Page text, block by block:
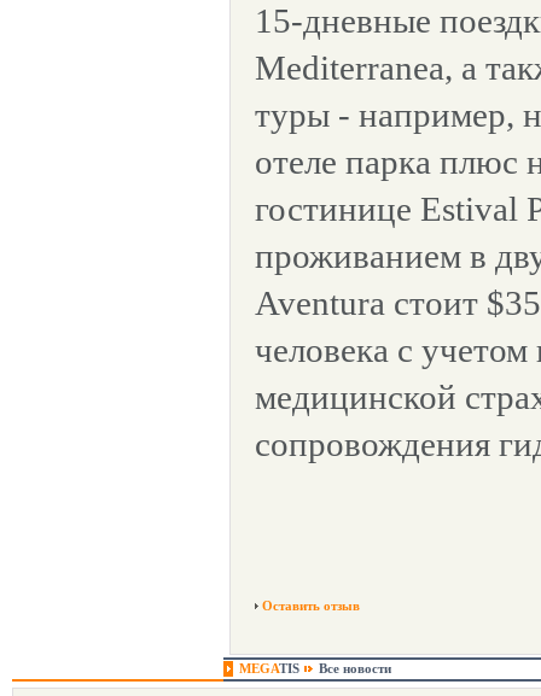
15-дневные
Mediterranea, а
туры - например,
отеле парка плюс
гостинице Estival
проживанием в
Aventura стоит
человека с учетом
медицинской
сопровождения
Оставить отзыв
MEGATIS Все новости